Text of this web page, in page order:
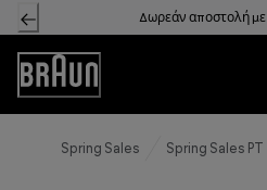
Skip
to
Content
Δωρεάν αποστολή
Accessibility
Statement
Spring Sales Spring Sales PT